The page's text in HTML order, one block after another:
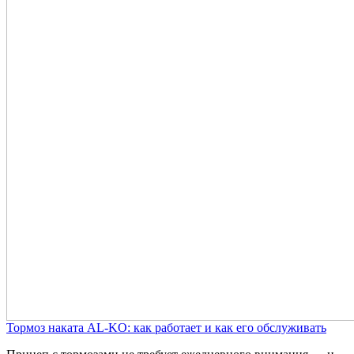
Тормоз наката AL-KO: как работает и как его обслуживать